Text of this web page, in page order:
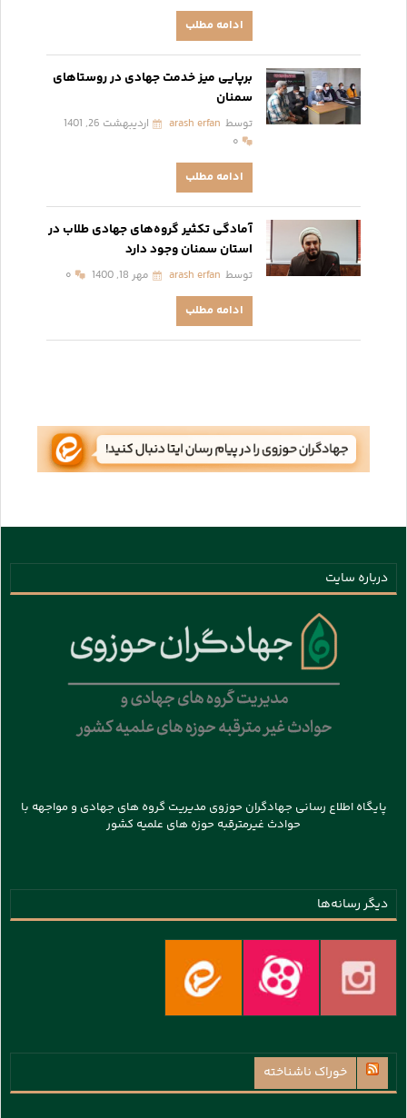
ادامه مطلب
برپایی میز خدمت جهادی‌ در روستاهای
سمنان
توسط arash erfan
اردیبهشت 26, 1401
۰
ادامه مطلب
آمادگی تکثیر گروه‌های جهادی طلاب در
استان سمنان وجود دارد
توسط arash erfan مهر 18, 1400 ۰
ادامه مطلب
درباره سایت
پایگاه اطلاع رسانی جهادگران حوزوی مدیریت گروه های جهادی و مواجهه با
حوادث غیرمترقبه حوزه های علمیه کشور
دیگر رسانه‌ها
خوراک ناشناخته